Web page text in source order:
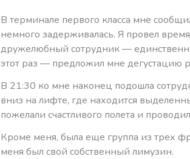
В терминале первого класса мне
немного задерживалась. Я провел
дружелюбный сотрудник —
этот раз — предложил мне дегустацию
В 21:30 ко мне наконец подошла
вниз на лифте, где находится
пожелали счастливого полета и
Кроме меня, была еще группа из трех
меня был свой собственный лимузин.